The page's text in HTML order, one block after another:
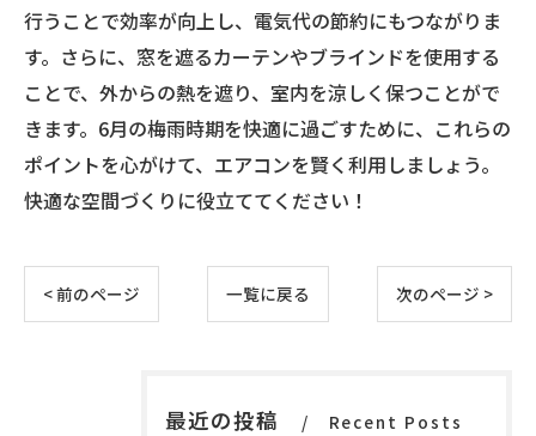
行うことで効率が向上し、電気代の節約にもつながりま
す。さらに、窓を遮るカーテンやブラインドを使用する
ことで、外からの熱を遮り、室内を涼しく保つことがで
きます。6月の梅雨時期を快適に過ごすために、これらの
ポイントを心がけて、エアコンを賢く利用しましょう。
快適な空間づくりに役立ててください！
< 前のページ 一覧に戻る 次のページ >
最近の投稿 Recent Posts